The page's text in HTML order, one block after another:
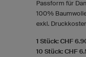
Passform für
100%
exkl.
1 Stück: CHF
10 Stück: CHF